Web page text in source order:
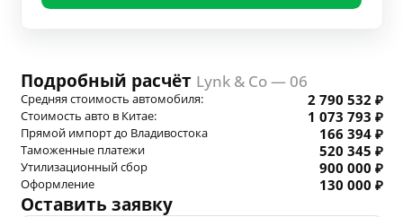
Подробный расчёт Lynk & Co — 06
Средняя стоимость автомобиля: 2 790 532 ₽
Стоимость авто в Китае: 1 073 793 ₽
Прямой импорт до Владивостока 166 394 ₽
Таможенные платежи 520 345 ₽
Утилизационный сбор 900 000 ₽
Оформление 130 000 ₽
Оставить заявку